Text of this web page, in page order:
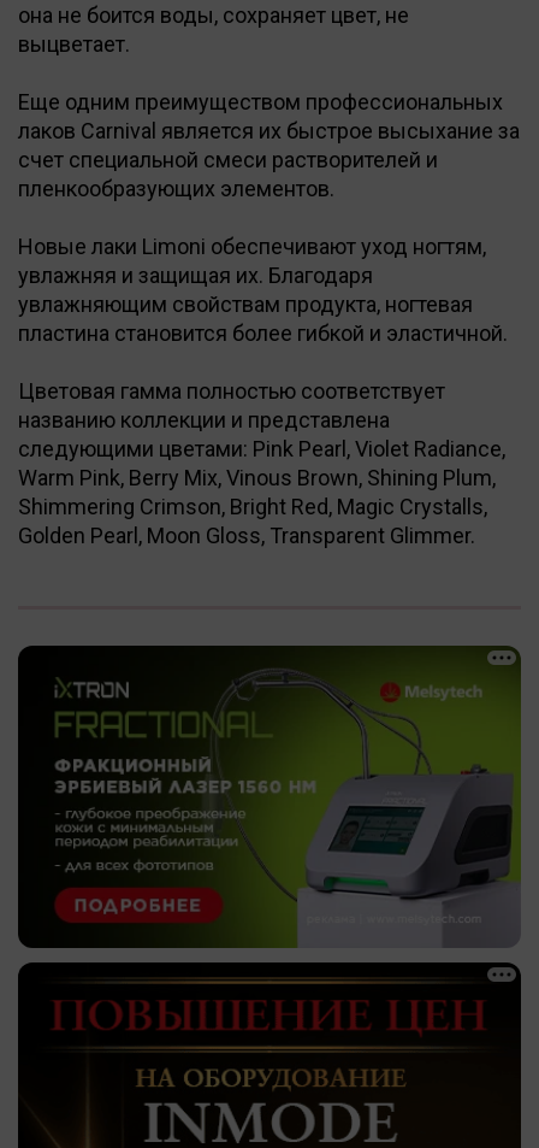
она не боится воды, сохраняет цвет, не
выцветает.
Еще одним преимуществом профессиональных
лаков Carnival является их быстрое высыхание за
счет специальной смеси растворителей и
пленкообразующих элементов.
Новые лаки Limoni обеспечивают уход ногтям,
увлажняя и защищая их. Благодаря
увлажняющим свойствам продукта, ногтевая
пластина становится более гибкой и эластичной.
Цветовая гамма полностью соответствует
названию коллекции и представлена
следующими цветами: Pink Pearl, Violet Radiance,
Warm Pink, Berry Mix, Vinous Brown, Shining Plum,
Shimmering Crimson, Bright Red, Magic Crystalls,
Golden Pearl, Moon Gloss, Transparent Glimmer.